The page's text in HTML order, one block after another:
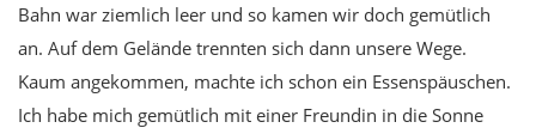
Bahn war ziemlich leer und so kamen wir doch gemütlich
an. Auf dem Gelände trennten sich dann unsere Wege.
Kaum angekommen, machte ich schon ein Essenspäuschen.
Ich habe mich gemütlich mit einer Freundin in die Sonne